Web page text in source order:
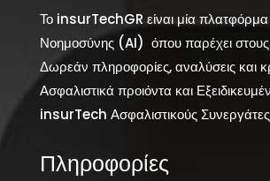
Το insurTechGR είναι μία πλατφόρμα
Νοημοσύνης (AI) όπου παρέχει στους
Δωρεάν πληροφορίες, αναλύσεις και
Ασφαλιστικά προιόντα και
insurTech Ασφαλιστικούς Συνεργάτες
Πληροφορίες